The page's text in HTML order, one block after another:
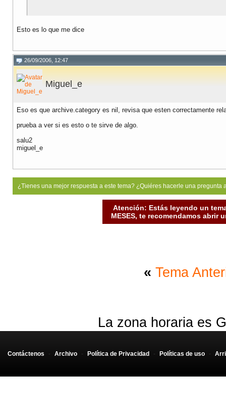
Esto es lo que me dice
26/09/2006, 12:47
Miguel_e
Eso es que archive.category es nil, revisa que esten correctamente
prueba a ver si es esto o te sirve de algo.
salu2
miguel_e
¿Tienes una mejor respuesta a este tema? ¿Quiéres hacerle una
Atención: Estás leyendo un
MESES, te recomendamos abrir
« Tema
La zona horaria es
Contáctenos - Archivo - Política de Privacidad - Políticas de uso -